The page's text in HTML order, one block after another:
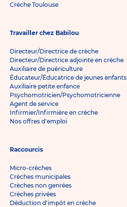
Crèche Toulouse
Travailler chez Babilou
Directeur/Directrice de crèche
Directeur/Directrice adjointe en crèche
Auxiliaire de puériculture
Éducateur/Éducatrice de jeunes enfants
Auxiliaire petite enfance
Psychomotricien/Psychomotricienne
Agent de service
Infirmier/Infirmière en crèche
Nos offres d'emploi
Raccourcis
Micro-crèches
Crèches municipales
Crèches non genrées
Crèches privées
Déduction d'impôt en crèche